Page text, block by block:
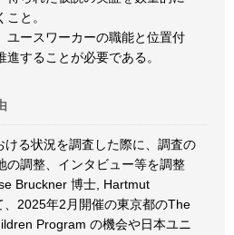
と。
ユースワーカーの職能と位置付
することが必要である。
る状況を調査した際に、調査の
の調整、インタビュー等を調整
Bruckner 博士, Hartmut
2025年2月開催の東京都のThe
Program の機会や日本ユニ